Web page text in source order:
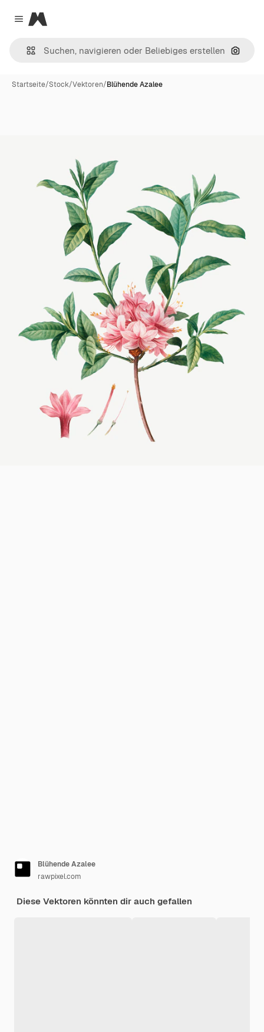
Close menu
Magnific
Nach
Startseite/Stock/Vektoren/Blühende Azalee
Blühende Azalee
rawpixel.com
Diese Vektoren könnten dir auch gefallen